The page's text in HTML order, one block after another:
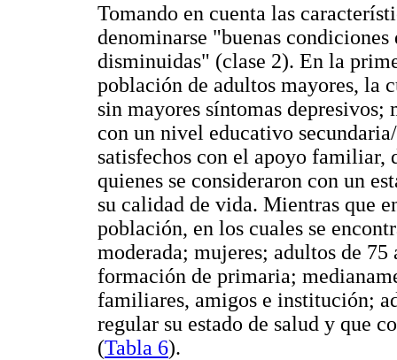
Tomando en cuenta las
denominarse "buenas
disminuidas" (clase 2). En la
población de adultos mayores, la
sin mayores síntomas depresivos;
con un nivel educativo
satisfechos con el apoyo
quienes se consideraron con un
su calidad de vida. Mientras que
población, en los cuales se
moderada; mujeres; adultos de
formación de primaria;
familiares, amigos e institución;
regular su estado de salud y que
(Tabla 6).